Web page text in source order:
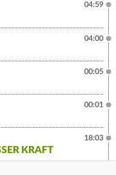
04:59
04:00
00:05
00:01
KRAFT
18:03